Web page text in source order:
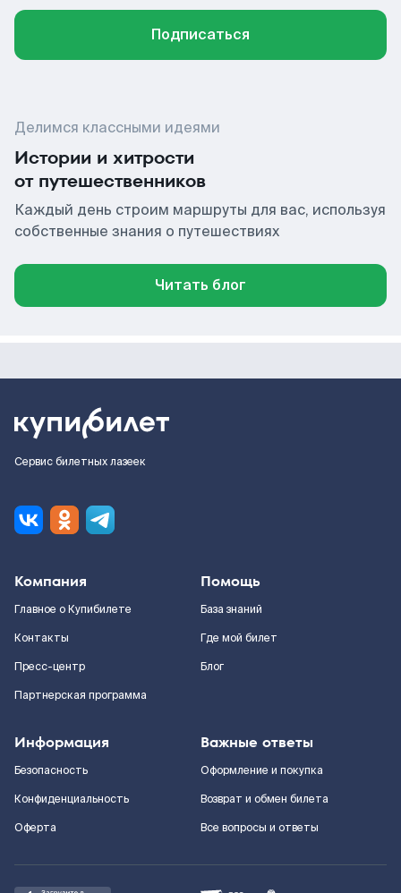
Подписаться
Делимся классными идеями
Истории и хитрости
от путешественников
Каждый день строим маршруты для вас, используя
собственные знания о путешествиях
Читать блог
Сервис билетных лазеек
Компания
Главное о Купибилете
Контакты
Пресс-центр
Партнерская программа
Помощь
База знаний
Где мой билет
Блог
Информация
Безопасность
Конфиденциальность
Оферта
Важные ответы
Оформление и покупка
Возврат и обмен билета
Все вопросы и ответы